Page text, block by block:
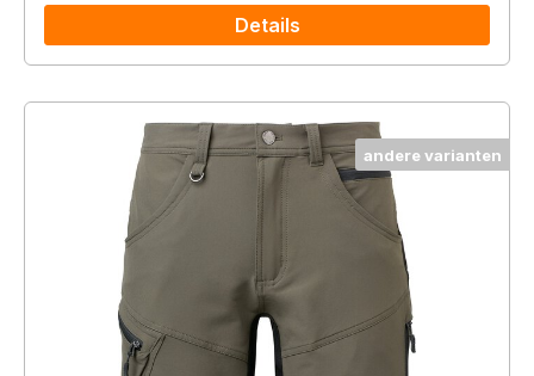
Details
andere varianten